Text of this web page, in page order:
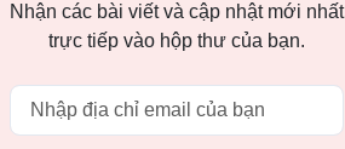
Nhận các bài viết và cập nhật mới nhất
trực tiếp vào hộp thư của bạn.